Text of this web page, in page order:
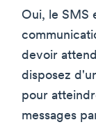
Oui, le SMS
devoir
disposez
pour
messages